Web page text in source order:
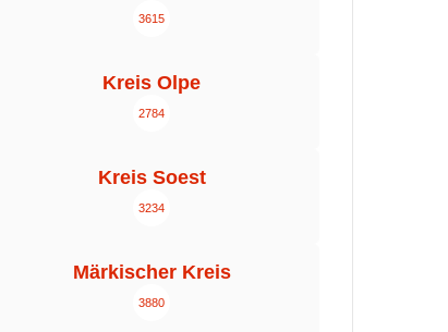
3615
Kreis Olpe
2784
Kreis Soest
3234
Märkischer Kreis
3880